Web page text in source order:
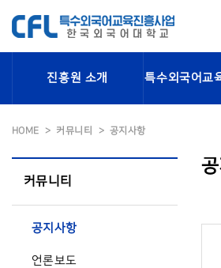
진흥원 소개 특수외국어교
HOME 커뮤니티 공지사항
커뮤니티
공지사항
언론보도